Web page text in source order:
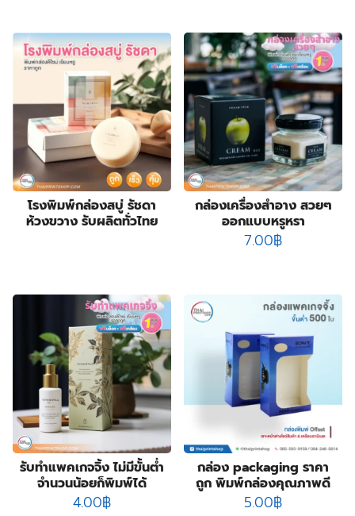
โรงพิมพ์กล่องสบู่ รัชดา
ห้วงขวาง รับผลิตทั่วไทย
กล่องเครื่องสำอาง สวยๆ
ออกแบบหรูหรา
7.00฿
รับทำแพคเกจจิ้ง ไม่มีขั้นต่ำ
จำนวนน้อยก็พิมพ์ได้
4.00฿
กล่อง packaging ราคา
ถูก พิมพ์กล่องคุณภาพดี
5.00฿